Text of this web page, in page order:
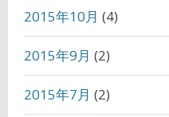
2015年10月 (4)
2015年9月 (2)
2015年7月 (2)